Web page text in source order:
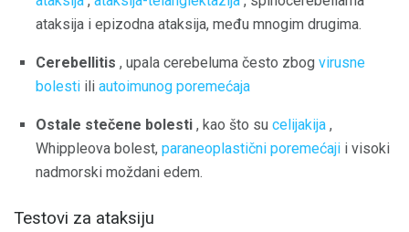
ataksija i epizodna ataksija, među mnogim drugima.
Cerebellitis , upala cerebeluma često zbog virusne
bolesti ili autoimunog poremećaja
Ostale stečene bolesti , kao što su celijakija ,
Whippleova bolest, paraneoplastični poremećaji i visoki
nadmorski moždani edem.
Testovi za ataksiju